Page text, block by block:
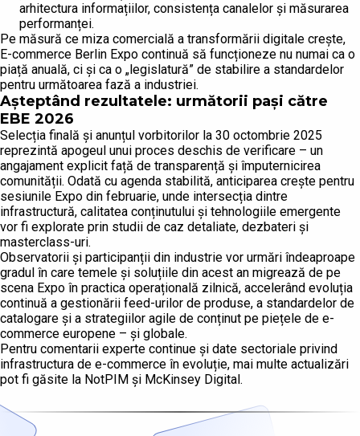
arhitectura informațiilor, consistența canalelor și măsurarea
performanței.
Pe măsură ce miza comercială a transformării digitale crește,
E-commerce Berlin Expo continuă să funcționeze nu numai ca o
piață anuală, ci și ca o „legislatură” de stabilire a standardelor
pentru următoarea fază a industriei.
Așteptând rezultatele: următorii pași către
EBE 2026
Selecția finală și anunțul vorbitorilor la 30 octombrie 2025
reprezintă apogeul unui proces deschis de verificare – un
angajament explicit față de transparență și împuternicirea
comunității. Odată cu agenda stabilită, anticiparea crește pentru
sesiunile Expo din februarie, unde intersecția dintre
infrastructură, calitatea conținutului și tehnologiile emergente
vor fi explorate prin studii de caz detaliate, dezbateri și
masterclass-uri.
Observatorii și participanții din industrie vor urmări îndeaproape
gradul în care temele și soluțiile din acest an migrează de pe
scena Expo în practica operațională zilnică, accelerând evoluția
continuă a gestionării feed-urilor de produse, a standardelor de
catalogare și a strategiilor agile de conținut pe piețele de e-
commerce europene – și globale.
Pentru comentarii experte continue și date sectoriale privind
infrastructura de e-commerce în evoluție, mai multe actualizări
pot fi găsite la NotPIM și McKinsey Digital.